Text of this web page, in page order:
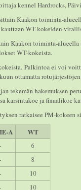
kennel Hardrocks,
Kaakon toiminta-
WT-kokeiden
Kaakon toiminta-
WT-kokeista.
Palkintoa ei voi
ottamatta
tekemän hakemuksen
karsintakoe ja finaalikoe
ratkaisee PM-kokeen
A WT
6
8
10
10